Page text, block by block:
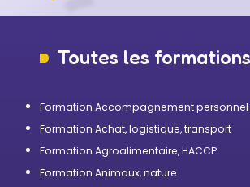
Toutes les formations
Formation Accompagnement personnel
Formation Achat, logistique, transport
Formation Agroalimentaire, HACCP
Formation Animaux, nature